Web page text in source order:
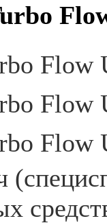
Flow
Flow
Flow